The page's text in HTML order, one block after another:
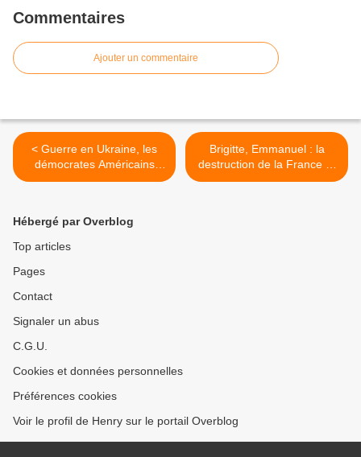
Commentaires
Ajouter un commentaire
< Guerre en Ukraine, les
démocrates Américains
mineraient le terrain pour
Brigitte, Emmanuel : la
destruction de la France et
les mémoires d'inceste >
Hébergé par Overblog
Top articles
Pages
Contact
Signaler un abus
C.G.U.
Cookies et données personnelles
Préférences cookies
Voir le profil de Henry sur le portail Overblog